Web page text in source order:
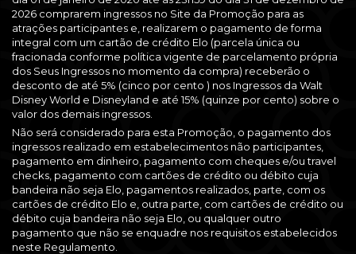
2026 comprarem ingressos no Site da Promoção para as
atrações participantes e, realizarem o pagamento de forma
integral com um cartão de crédito Elo (parcela única ou
fracionada conforme política vigente de parcelamento própria
dos Seus Ingressos no momento da compra) receberão o
desconto de até 5% (cinco por cento ) nos Ingressos da Walt
Disney World e Disneyland e até 15% (quinze por cento) sobre o
valor dos demais ingressos.
Não será considerado para esta Promoção, o pagamento dos
ingressos realizado em estabelecimentos não participantes,
pagamento em dinheiro, pagamento com cheques e/ou travel
checks, pagamento com cartões de crédito ou débito cuja
bandeira não seja Elo, pagamentos realizados, parte, com os
cartões de crédito Elo e, outra parte, com cartões de crédito ou
débito cuja bandeira não seja Elo, ou qualquer outro
pagamento que não se enquadre nos requisitos estabelecidos
neste Regulamento.